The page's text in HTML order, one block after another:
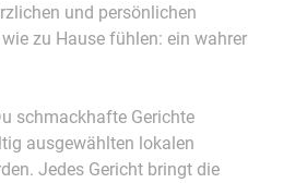
und persönlichen
zu Hause fühlen: ein wahrer
schmackhafte Gerichte
ausgewählten lokalen
Jedes Gericht bringt die